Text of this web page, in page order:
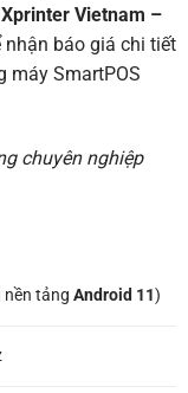
Vietnam –
báo giá chi tiết
máy SmartPOS
chuyên nghiệp
nền tảng Android 11)